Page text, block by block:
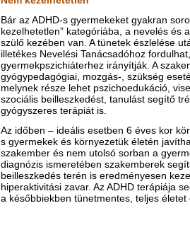
Bár az ADHD-s gyermekeket gyakran
kezelhetetlen” kategóriába, a nevelés és
szülő kezében van. A tünetek észlelése
illetékes Nevelési Tanácsadóhoz
gyermekpszichiáterhez irányítják. A
gyógypedagógiai, mozgás-, szükség
melynek része lehet pszichoedukáció,
szociális beilleszkedést, tanulást segítő
gyógyszeres terápiát is.
Az időben – ideális esetben 6 éves kor
s gyermekek és környezetük életén
szakember és nem utolsó sorban a
diagnózis ismeretében szakemberek
beilleszkedés terén is eredményesen
hiperaktivitási zavar. Az ADHD terápiája
a későbbiekben tünetmentes, teljes életet